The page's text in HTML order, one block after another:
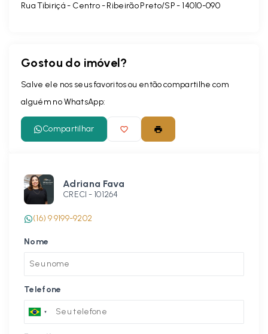
Rua Tibiriçá - Centro - Ribeirão Preto/SP- 14010-090
Gostou do imóvel?
Salve ele nos seus favoritos ou então compartilhe com
alguém no WhatsApp:
Compartilhar
Adriana Fava
CRECI - 101264
(16) 9 9199-9202
Nome
Telefone